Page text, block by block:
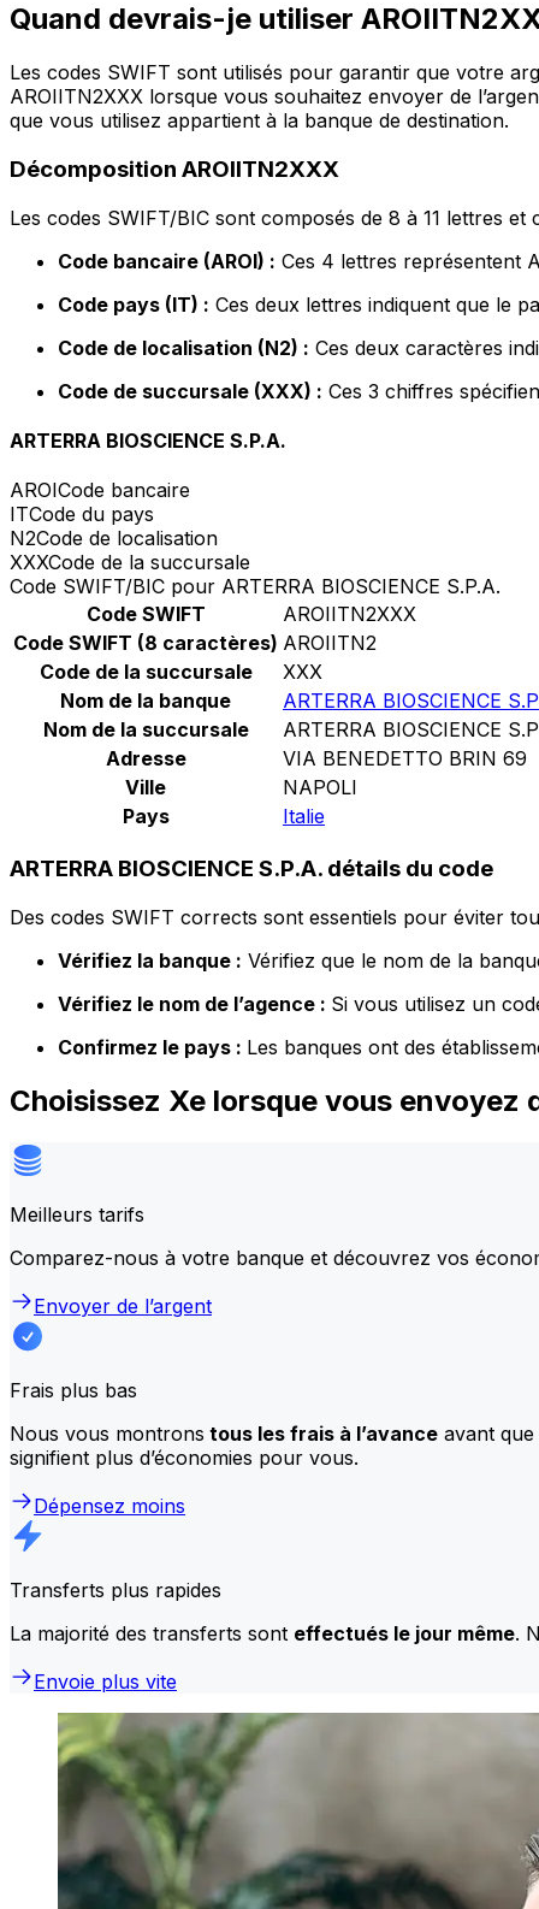
Quand devrais-je utiliser
Les codes SWIFT sont utilisés pour garantir que votre
AROIITN2XXX lorsque vous souhaitez envoyer de
que vous utilisez appartient à la banque de destination.
Décomposition AROIITN2XXX
Les codes SWIFT/BIC sont composés de 8 à 11 lettres
Code bancaire (AROI) : Ces 4 lettres représentent
Code pays (IT) : Ces deux lettres indiquent que le
Code de localisation (N2) : Ces deux caractères
Code de succursale (XXX) : Ces 3 chiffres
ARTERRA BIOSCIENCE S.P.A.
AROICode bancaire
ITCode du pays
N2Code de localisation
XXXCode de la succursale
Code SWIFT/BIC pour ARTERRA BIOSCIENCE S.P.A.
Code SWIFT
AROIITN2XXX
Code SWIFT (8 caractères) AROIITN2
Code de la succursale
XXX
Nom de la banque
ARTERRA BIOSCIENCE
Nom de la succursale
ARTERRA BIOSCIENCE
Adresse
VIA BENEDETTO BRIN 69
Ville
NAPOLI
Pays
Italie
ARTERRA BIOSCIENCE S.P.A. détails du code
Des codes SWIFT corrects sont essentiels pour éviter
Vérifiez la banque : Vérifiez que le nom de la
Vérifiez le nom de l’agence : Si vous utilisez un
Confirmez le pays : Les banques ont des
Choisissez Xe lorsque vous envoyez
Meilleurs tarifs
Comparez-nous à votre banque et découvrez vos
Envoyer de l’argent
Frais plus bas
Nous vous montrons tous les frais à l’avance avant
signifient plus d’économies pour vous.
Dépensez moins
Transferts plus rapides
La majorité des transferts sont effectués le jour même.
Envoie plus vite